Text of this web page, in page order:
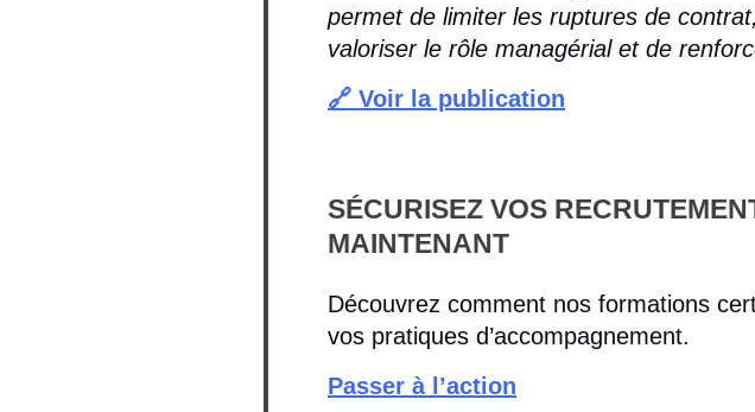
permet de limiter les ruptures de
valoriser le rôle managérial et de
🔗 Voir la publication
SÉCURISEZ VOS RECRUTE
MAINTENANT
Découvrez comment nos formations
vos pratiques d’accompagnement.
Passer à l’action